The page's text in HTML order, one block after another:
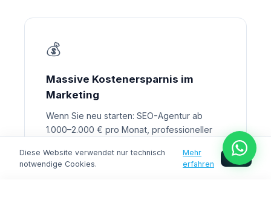
💰
Massive Kostenersparnis im
Marketing
Wenn Sie neu starten: SEO-Agentur ab
1.000–2.000 € pro Monat, professioneller
Linkaufbau 100–500 € pro Link, 6–12 Monate
bis erste Rankings. Mit einer etablierten
Domain verkürzen Sie diesen Prozess
Diese Website verwendet nur technisch
notwendige Cookies.
Mehr
erfahren
OK